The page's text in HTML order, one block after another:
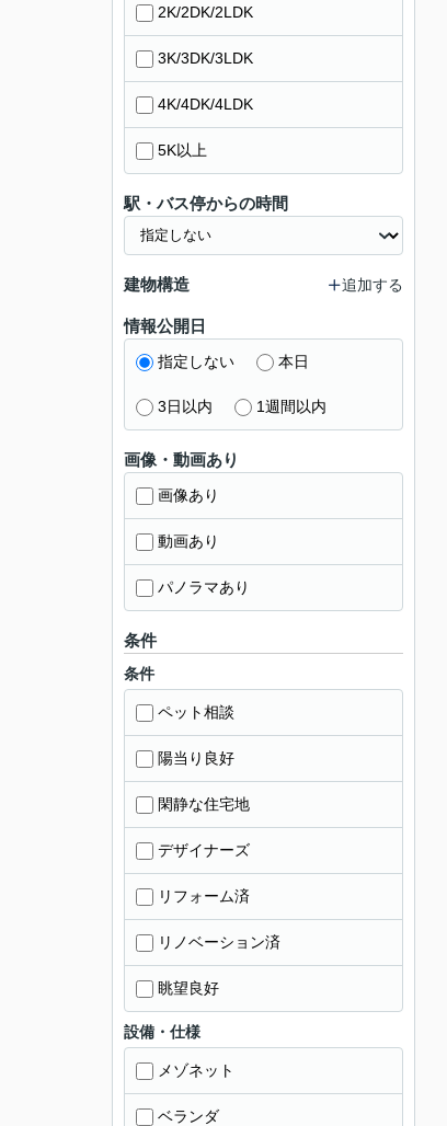
2K/2DK/2LDK
3K/3DK/3LDK
4K/4DK/4LDK
5K以上
駅・バス停からの時間
建物構造 追加する
情報公開日
指定しない 本日
3日以内 1週間以内
画像・動画あり
画像あり
動画あり
パノラマあり
条件
条件
ペット相談
陽当り良好
閑静な住宅地
デザイナーズ
リフォーム済
リノベーション済
眺望良好
設備・仕様
メゾネット
ベランダ